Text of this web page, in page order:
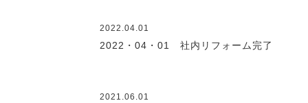
2022.04.01
2022・04・01 社内リフォーム完了
2021.06.01